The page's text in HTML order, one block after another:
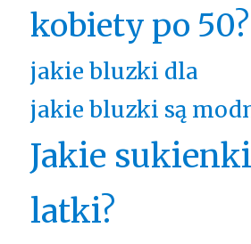
kobiety po 50?
jakie bluzki dla
jakie bluzki są
Jakie
latki?